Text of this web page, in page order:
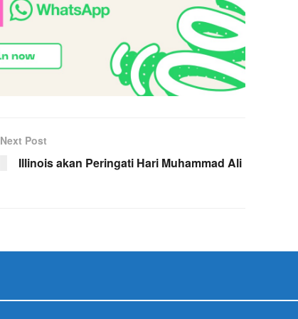
Next Post
Illinois akan Peringati Hari Muhammad Ali